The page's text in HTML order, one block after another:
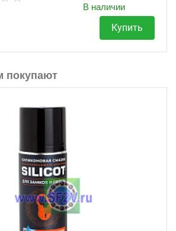
В наличии
Купить
покупают